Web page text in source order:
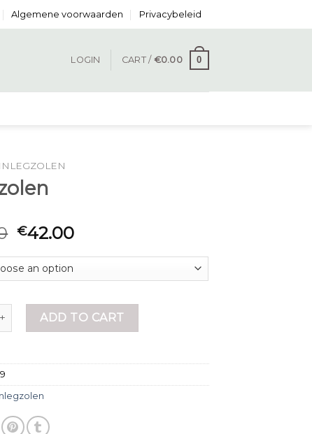
Algemene voorwaarden Privacybeleid
LOGIN CART / €0.00 0
INLEGZOLEN
€42.00
quantityADD TO CART